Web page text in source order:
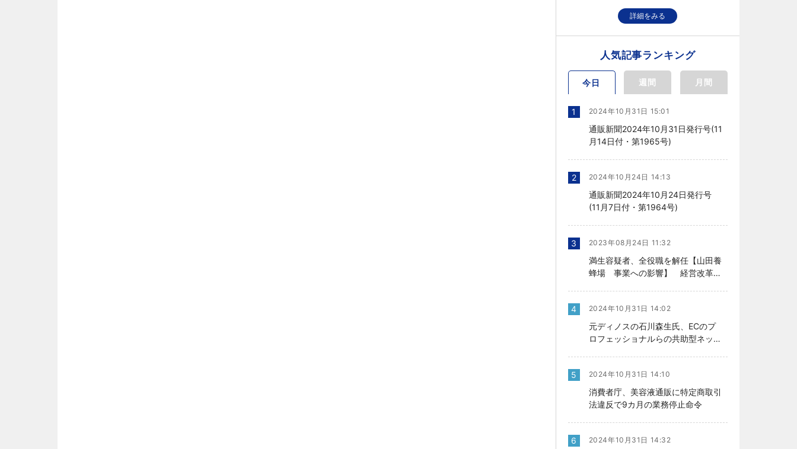
詳細をみる
人気記事ランキング
今日 週間 月間
1 2024年10月31日 15:01
通販新聞2024年10月31日発行号(11
月14日付・第1965号)
2 2024年10月24日 14:13
通販新聞2024年10月24日発行号
(11月7日付・第1964号)
3 2023年08月24日 11:32
満生容疑者、全役職を解任【山田養
蜂場 事業への影響】 経営改革の
4 2024年10月31日 14:02
元ディノスの石川森生氏、ECのプ
ロフェッショナルらの共助型ネット
5 2024年10月31日 14:10
消費者庁、美容液通販に特定商取引
法違反で9カ月の業務停止命令
6 2024年10月31日 14:32